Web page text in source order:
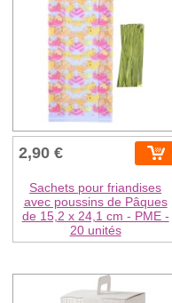
2,90 €
Sachets pour friandises
avec poussins de Pâques
de 15,2 x 24,1 cm - PME -
20 unités